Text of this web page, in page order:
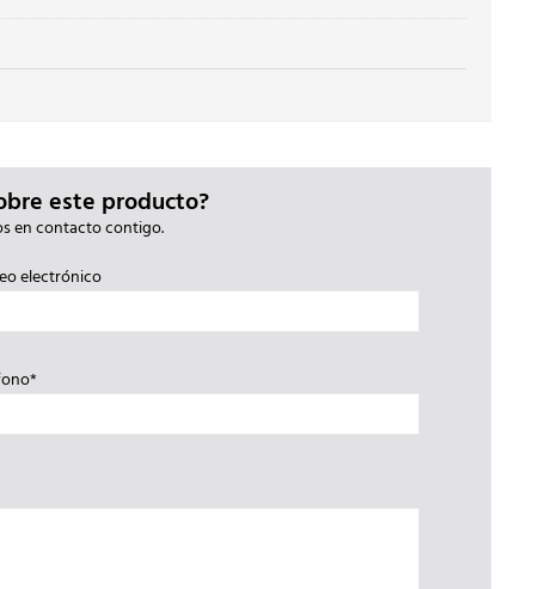
este producto?
en contacto contigo.
electrónico